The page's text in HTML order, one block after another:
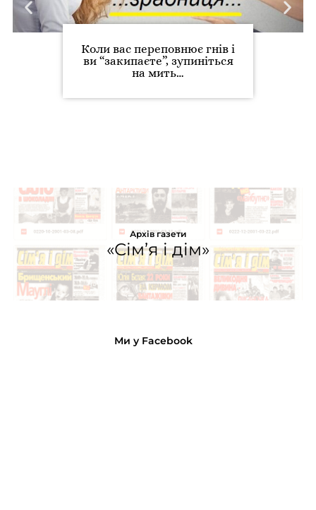
Коли вас переповнює гнів і
ви “закипаєте”, зупиніться
на мить…
Архів газети
«Сім’я і дім»
Ми у Facebook